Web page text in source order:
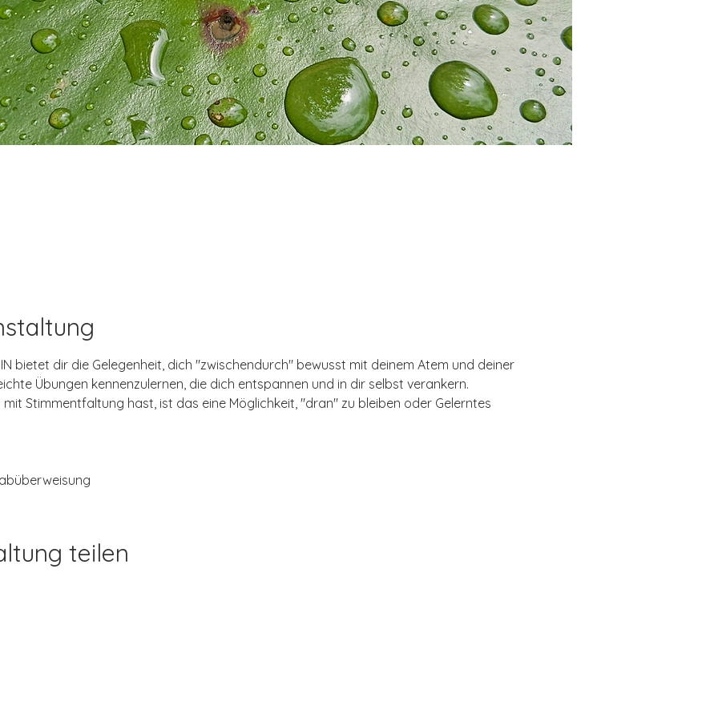
bietet dir die Gelegenheit, dich "zwischendurch" bewusst mit deinem Atem und deiner
Übungen kennenzulernen, die dich entspannen und in dir selbst verankern.
Stimmentfaltung hast, ist das eine Möglichkeit, "dran" zu bleiben oder Gelerntes
teilen